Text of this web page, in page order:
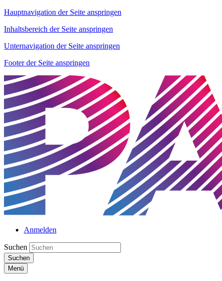
Hauptnavigation der Seite anspringen
Inhaltsbereich der Seite anspringen
Unternavigation der Seite anspringen
Footer der Seite anspringen
Anmelden
Suchen
Suchen
Menü